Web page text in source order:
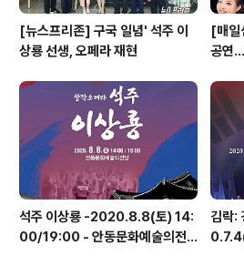
[뉴스프리존] 구국 일념' 석주 이
상룡 선생, 오페라 재현
[매
공연
석주 이상룡 -2020.8.8(토) 14:
00/19:00 - 안동문화예술의전
김락: